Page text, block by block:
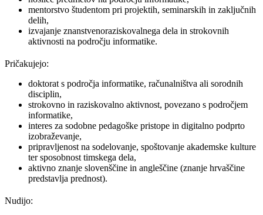
mentorstvo študentom pri projektih, seminarskih in zaključnih
delih,
izvajanje znanstvenoraziskovalnega dela in strokovnih
aktivnosti na področju informatike.
Pričakujejo:
doktorat s področja informatike, računalništva ali sorodnih
disciplin,
strokovno in raziskovalno aktivnost, povezano s področjem
informatike,
interes za sodobne pedagoške pristope in digitalno podprto
izobraževanje,
pripravljenost na sodelovanje, spoštovanje akademske kulture
ter sposobnost timskega dela,
aktivno znanje slovenščine in angleščine (znanje hrvaščine
predstavlja prednost).
Nudijo: